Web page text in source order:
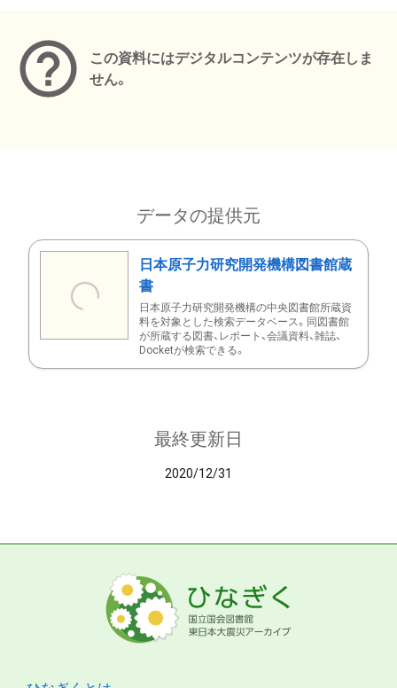
この資料にはデジタルコンテンツが存在しま
せん。
データの提供元
日本原子力研究開発機構図書館蔵
書
日本原子力研究開発機構の中央図書館所蔵資
料を対象とした検索データベース。同図書館
が所蔵する図書、レポート、会議資料、雑誌、
Docketが検索できる。
最終更新日
2020/12/31